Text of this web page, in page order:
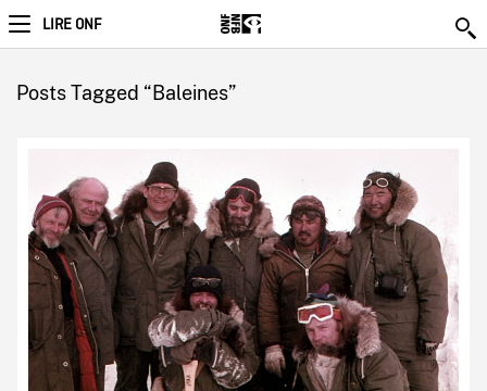
LIRE ONF
Posts Tagged “Baleines”